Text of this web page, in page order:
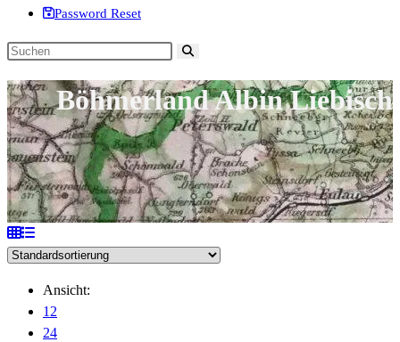
Password Reset
Diese
durchsuchenBöhmerland Albin Liebisch
Ansicht:
12
24